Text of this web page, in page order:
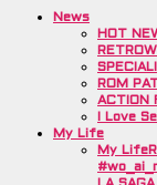
News
HOT
SPECIALI
ROM
ACTION
I Love
My Life
My Life